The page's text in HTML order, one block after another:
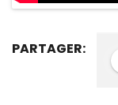
PARTAGER: